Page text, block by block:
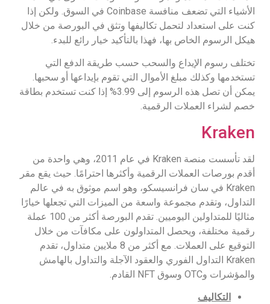
الأشياء التي تضعف منافسة Coinbase في السوق. ولكن إذا
كنت على استعداد لتحمل تكاليفها وتثق في البورصة من خلال
هيكل الرسوم الخاص بها، فهذا بالتأكيد خيار رائع للبدء.
تختلف رسوم الإيداع والسحب حسب طريقة الدفع التي
تستخدمها وكذلك مبلغ الأموال التي تقوم بإيداعها أو سحبها.
يمكن أن تصل هذه الرسوم إلى 3.99% إذا كنت تستخدم بطاقة
خصم لشراء العملات الرقمية.
Kraken
لقد تأسست منصة Kraken في عام 2011، وهي واحدة من
أقدم بورصات العملات الرقمية وأكثرها احترامًا. حيث يقع مقر
Kraken في سان فرانسيسكو، وهو اسم موثوق به في عالم
التداول، وتقدم مجموعة واسعة من الميزات التي تجعلها خيارًا
مثاليًا للمتداولين اليوميين. تقدم البورصة أكثر من 100 عملة
رقمية مختلفة، ويحصل المتداولون على مكافآت من خلال
التوقيع على العملات. مع أكثر من 8 ملايين متداول، تقدم
Kraken التداول الفوري والعقود الآجلة والتداول بالهامش
والمؤشرات وOTC وسوق NFT القادم.
التكاليف